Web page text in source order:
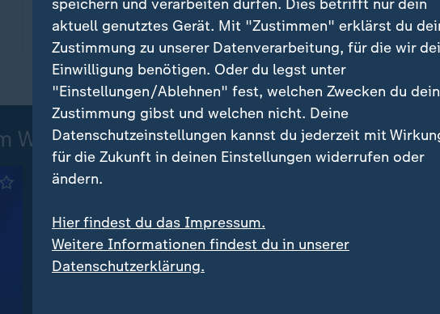
Wintersport
speichern und verarbeiten dürfen. Dies betrifft nur dein
aktuell genutztes Gerät. Mit "Zustimmen" erklärst du
Zustimmung zu unserer Datenverarbeitung, für die wir
Einwilligung benötigen. Oder du legst unter
"Einstellungen/Ablehnen" fest, welchen Zwecken du
Zustimmung gibst und welchen nicht. Deine
Datenschutzeinstellungen kannst du jederzeit mit
für die Zukunft in deinen Einstellungen widerrufen oder
ändern.
Hier findest du das Impressum.
Weitere Informationen findest du in unserer
Datenschutzerklärung.